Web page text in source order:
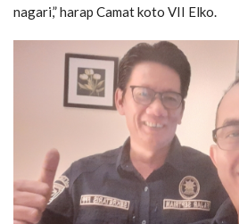
nagari,” harap Camat koto VII Elko.